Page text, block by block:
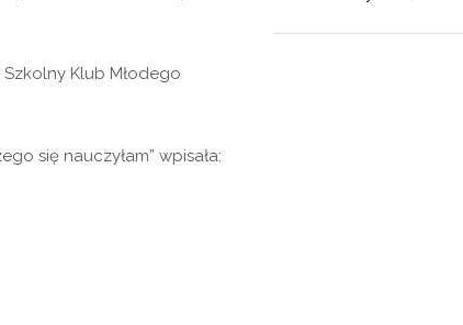
Klub Młodego
się nauczyłam” wpisała: